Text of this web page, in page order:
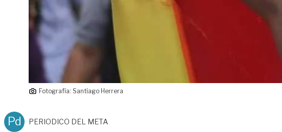
Fotografía: Santiago Herrera
Pd PERIODICO DEL META